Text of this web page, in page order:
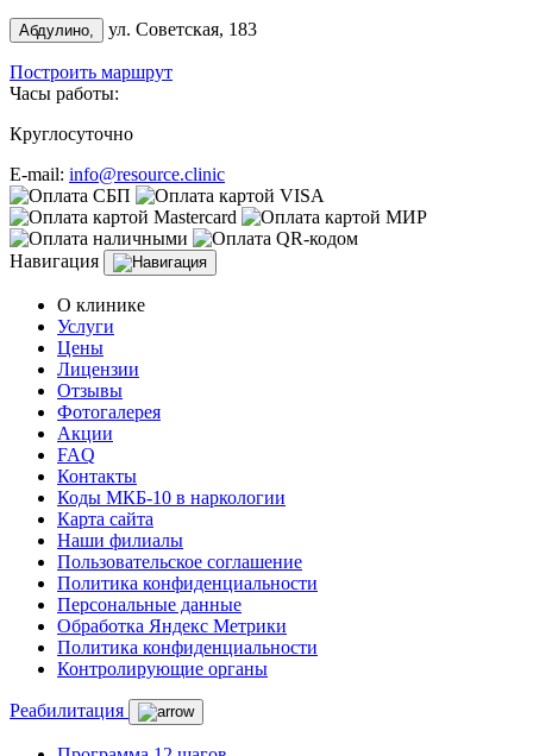
Абдулино, ул. Советская, 183
Построить маршрут
Часы работы:
Круглосуточно
E-mail: info@resource.clinic
Навигация
О клинике
Услуги
Цены
Лицензии
Отзывы
Фотогалерея
Акции
FAQ
Контакты
Коды МКБ-10 в наркологии
Карта сайта
Наши филиалы
Пользовательское соглашение
Политика конфиденциальности
Персональные данные
Обработка Яндекс Метрики
Политика конфиденциальности
Контролирующие органы
Реабилитация